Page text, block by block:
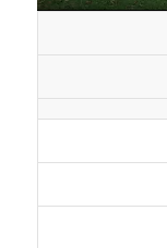
Play